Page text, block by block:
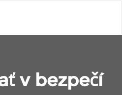
v bezpečí